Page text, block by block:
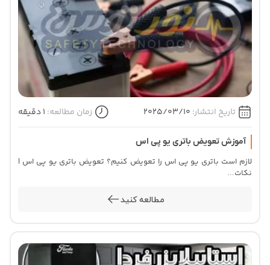
تاریخ انتشار: 2025/03/10 زمان مطالعه: 1 دقیقه
آموزش تعویض باتری یو پی اس
لازم است باتری یو پی اس را تعویض کنیم؟ تعویض باتری یو پی اس |
نکات...
مطالعه کنید